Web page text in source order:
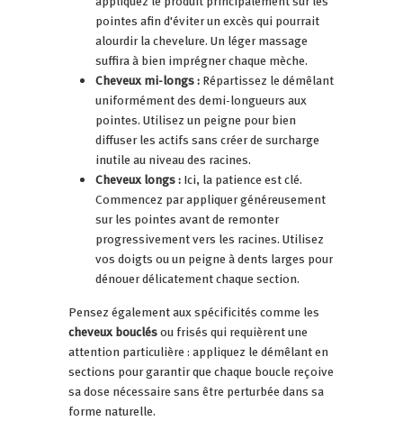
pointes afin d'éviter un excès qui pourrait
alourdir la chevelure. Un léger massage
suffira à bien imprégner chaque mèche.
Cheveux mi-longs :Répartissez le démêlant
uniformément des demi-longueurs aux
pointes. Utilisez un peigne pour bien
diffuser les actifs sans créer de surcharge
inutile au niveau des racines.
Cheveux longs :Ici, la patience est clé.
Commencez par appliquer généreusement
sur les pointes avant de remonter
progressivement vers les racines. Utilisez
vos doigts ou un peigne à dents larges pour
dénouer délicatement chaque section.
Pensez également aux spécificités comme les
cheveux bouclésou frisés qui requièrent une
attention particulière : appliquez le démêlant en
sections pour garantir que chaque boucle reçoive
sa dose nécessaire sans être perturbée dans sa
forme naturelle.